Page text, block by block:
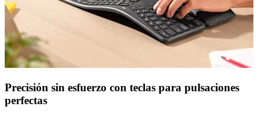
Precisión sin esfuerzo con teclas para pulsaciones
perfectas